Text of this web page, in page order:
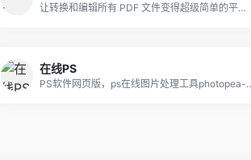
让转换和编辑所有 PDF 文件变得超级简单的平台。在一个地方解决你所有的 PDF 问题，而且是免费的。
在线PS
PS软件网页版，ps在